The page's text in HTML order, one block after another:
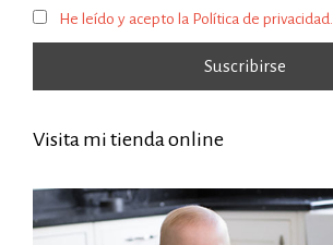
He leído y acepto la Política de privacidad.
Visita mi tienda online